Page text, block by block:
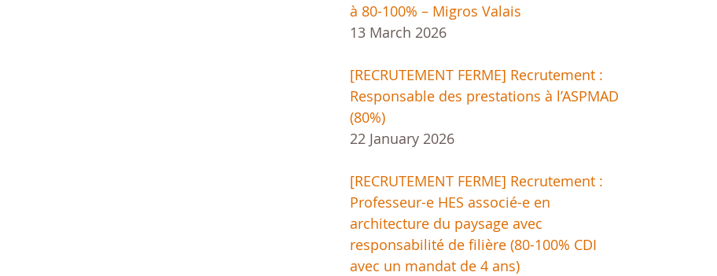
à 80-100% – Migros Valais
13 March 2026
[RECRUTEMENT FERME] Recrutement :
Responsable des prestations à l’ASPMAD
(80%)
22 January 2026
[RECRUTEMENT FERME] Recrutement :
Professeur-e HES associé-e en
architecture du paysage avec
responsabilité de filière (80-100% CDI
avec un mandat de 4 ans)